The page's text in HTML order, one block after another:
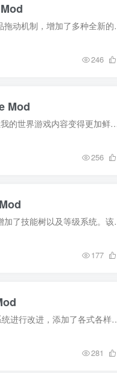
MOD介绍 鼠标手势 Mouse Tweaks Mod改
246
Mod
MOD介绍 更好的树叶 Better Foliage Mod可以通过修改植被让我的世界游戏内容变得更加鲜艳，100%兼容其他视觉
256
MOD介绍 天才小狗 Doggy Talents Mod给
177
MOD介绍 扩展炼药 Extra Alchemy Mod基于原版游戏的炼药系统进行改进，添加了
281